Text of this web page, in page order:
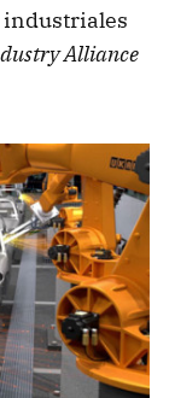
industriales
Alliance